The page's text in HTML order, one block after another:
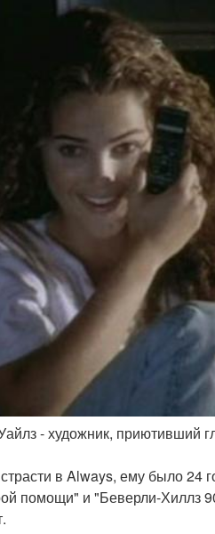
- художник, приютивший
в Always, ему было 24
помощи" и "Беверли-Хиллз